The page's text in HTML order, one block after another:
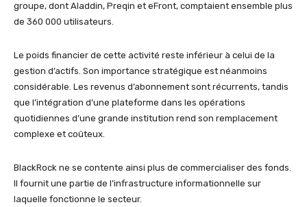
groupe, dont Aladdin, Preqin et eFront, comptaient ensemble plus
de 360 000 utilisateurs.
Le poids financier de cette activité reste inférieur à celui de la
gestion d’actifs. Son importance stratégique est néanmoins
considérable. Les revenus d’abonnement sont récurrents, tandis
que l’intégration d’une plateforme dans les opérations
quotidiennes d’une grande institution rend son remplacement
complexe et coûteux.
BlackRock ne se contente ainsi plus de commercialiser des fonds.
Il fournit une partie de l’infrastructure informationnelle sur
laquelle fonctionne le secteur.